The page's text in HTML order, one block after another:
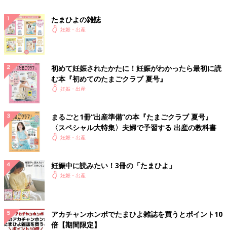
たまひよの雑誌
妊娠・出産
初めて妊娠されたかたに！妊娠がわかったら最初に読
む本『初めてのたまごクラブ 夏号』
妊娠・出産
まるごと1冊“出産準備”の本『たまごクラブ 夏号』
〈スペシャル大特集〉夫婦で予習する 出産の教科書
妊娠・出産
妊娠中に読みたい！3冊の「たまひよ」
妊娠・出産
アカチャンホンポでたまひよ雑誌を買うとポイント10
倍【期間限定】